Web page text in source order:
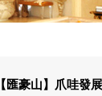
豪山】爪哇發